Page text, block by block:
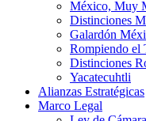
México, Muy
Distinciones
Galardón
Rompiendo el
Distinciones
Yacatecuhtli
Alianzas Estratégicas
Marco Legal